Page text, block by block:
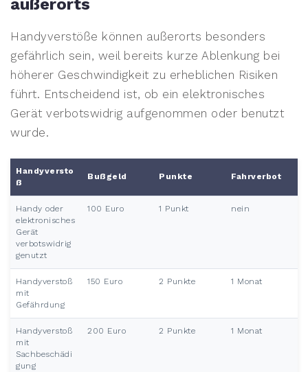
außerorts
Handyverstöße können außerorts besonders
gefährlich sein, weil bereits kurze Ablenkung bei
höherer Geschwindigkeit zu erheblichen Risiken
führt. Entscheidend ist, ob ein elektronisches
Gerät verbotswidrig aufgenommen oder benutzt
wurde.
Handyversto
ß
Bußgeld Punkte Fahrverbot
Handy oder
elektronisches
Gerät
verbotswidrig
genutzt
100 Euro 1 Punkt nein
Handyverstoß
mit
Gefährdung
150 Euro 2 Punkte 1 Monat
Handyverstoß
mit
Sachbeschädi
gung
200 Euro 2 Punkte 1 Monat